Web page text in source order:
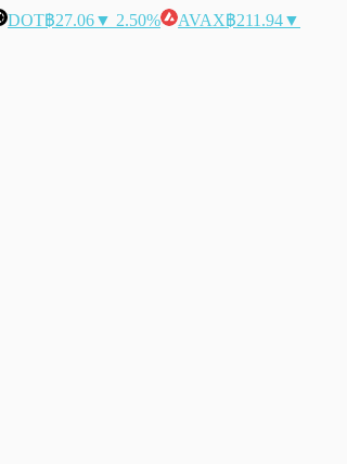
DOT฿27.06▼ 2.50% AVAX฿211.94▼